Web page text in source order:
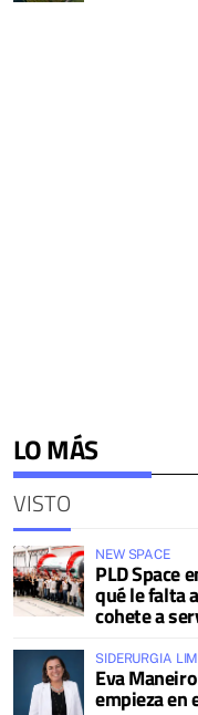
LO MÁS
VISTO
NEW SPACE
PLD Space
qué le falta
cohete a
SIDERURGIA
Eva
empieza en